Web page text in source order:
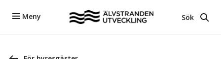
Meny Sök